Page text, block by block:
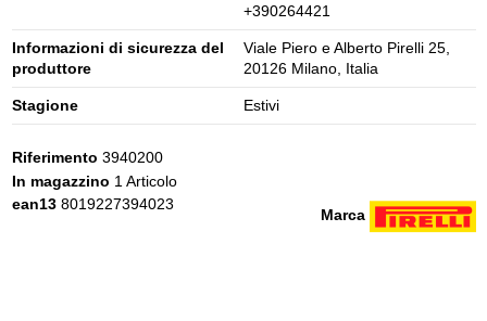
+390264421
Informazioni di sicurezza del
produttore
Viale Piero e Alberto Pirelli 25,
20126 Milano, Italia
Stagione Estivi
Marca
Riferimento 3940200
In magazzino 1 Articolo
ean13 8019227394023